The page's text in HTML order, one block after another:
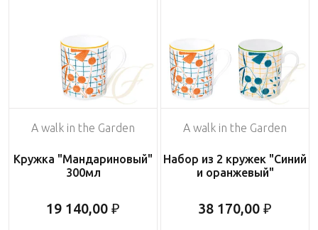
A walk in the Garden
Кружка "Мандариновый"
300мл
19 140,00 ₽
A walk in the Garden
Набор из 2 кружек "Синий
и оранжевый"
38 170,00 ₽